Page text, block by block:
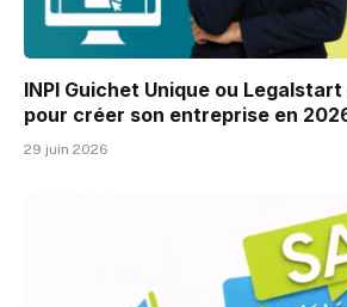
INPI Guichet Unique ou
pour créer son entreprise en
29 juin 2026